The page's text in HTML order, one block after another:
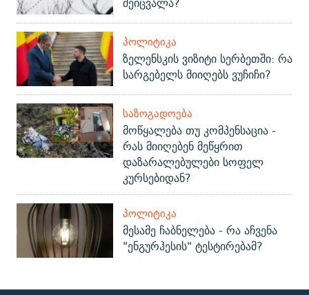
ᲞᲝᲚᲘᲢᲘᲙᲐ
ზელენსკის ვიზიტი სერბეთში: რა
სარგებელს მიიღებს ვუჩიჩი?
ᲡᲐᲖᲝᲒᲐᲓᲝᲔᲑᲐ
მოწყალება თუ კომპენსაცია -
რას მიიღებენ მეწყრით
დაზარალებულები სოფელ
კურსებიდან?
ᲞᲝᲚᲘᲢᲘᲙᲐ
მესამე ჩაბნელება - რა აჩვენა
"ენგურჰესის" ტესტირებამ?